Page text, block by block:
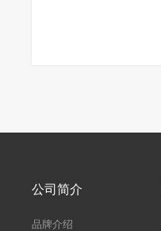
公司简介
品牌介绍